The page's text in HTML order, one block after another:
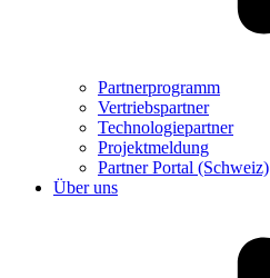
Partnerprogramm
Vertriebspartner
Technologiepartner
Projektmeldung
Partner Portal (Schweiz)
Über uns